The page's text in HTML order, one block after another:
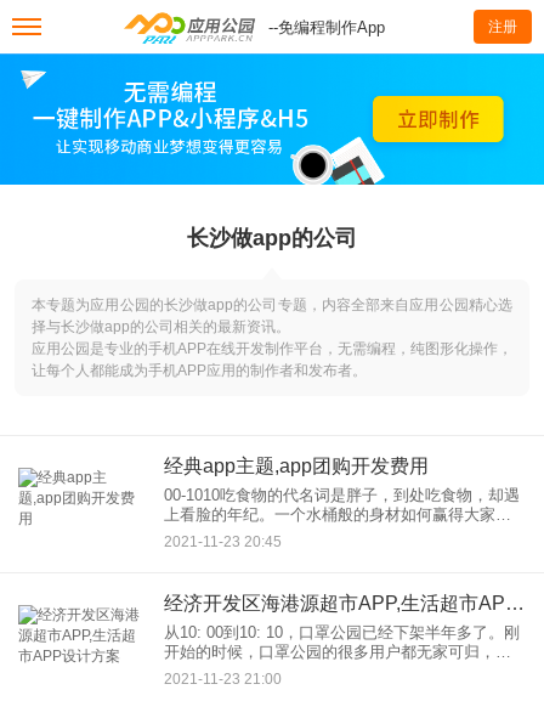
--免编程制作App 注册
长沙做app的公司
本专题为应用公园的长沙做app的公司专题，内容全部来自应用公园精心选
择与长沙做app的公司相关的最新资讯。
应用公园是专业的手机APP在线开发制作平台，无需编程，纯图形化操作，
让每个人都能成为手机APP应用的制作者和发布者。
经典app主题,app团购开发费用
00-1010吃食物的代名词是胖子，到处吃食物，却遇
上看脸的年纪。一个水桶般的身材如何赢得大家的
好感？锻炼和散步。 马拉松成了年轻人的广场舞，
2021-11-23 20:45
经济开发区海港源超市APP,生活超市APP设计方案
从10: 00到10: 10，口罩公园已经下架半年多了。刚
开始的时候，口罩公园的很多用户都无家可归，寻
找可以替代口罩公园的产品。边肖作为口罩公园的
老用户，也经历了这段黑暗时期。幸运的是，上帝
2021-11-23 21:00